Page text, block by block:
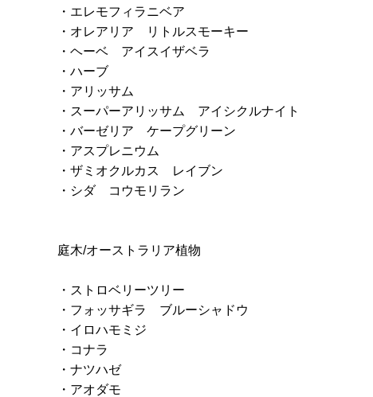
・エレモフィラニベア
・オレアリア リトルスモーキー
・ヘーベ アイスイザベラ
・ハーブ
・アリッサム
・スーパーアリッサム アイシクルナイト
・バーゼリア ケープグリーン
・アスプレニウム
・ザミオクルカス レイブン
・シダ コウモリラン
庭木/オーストラリア植物
・ストロベリーツリー
・フォッサギラ ブルーシャドウ
・イロハモミジ
・コナラ
・ナツハゼ
・アオダモ